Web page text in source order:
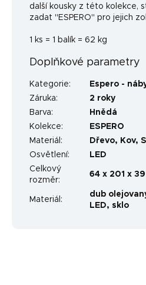
další kousky z této kolekce,
zadat "ESPERO" pro jejich
1 ks = 1 balík = 62 kg
Doplňkové parametry
Kategorie:
Espero -
Záruka:
2 roky
Barva:
Hnědá
Kolekce:
ESPERO
Materiál : Dřevo, Kov,
Osvětlení:
LED
Celkový
rozměr:
64 x 201 x
Materiál :
dub
LED, sklo